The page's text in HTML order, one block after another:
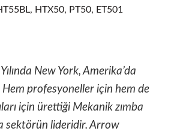
HTX50, PT50, ET501
New York, Amerika’da
profesyoneller için hem de
için ürettiği Mekanik zımba
sektörün lideridir. Arrow